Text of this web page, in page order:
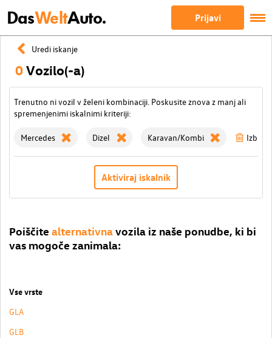
DasWeltAuto. Prijavi
Uredi iskanje
0Vozilo(-a)
Trenutno ni vozil v želeni kombinaciji. Poskusite znova z manj ali
spremenjenimi iskalnimi kriteriji:
Mercedes Dizel Karavan/Kombi Izbriši
Aktiviraj iskalnik
Poiščite alternativnavozila iz naše ponudbe, ki bi
vas mogoče zanimala:
Vse vrste
GLA
GLB